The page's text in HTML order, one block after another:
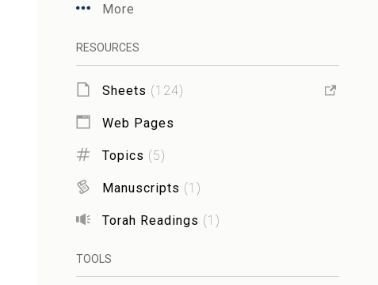
More
RESOURCES
Sheets (124)
Web Pages
Topics (5)
Manuscripts (1 )
Torah Readings (1 )
TOOLS